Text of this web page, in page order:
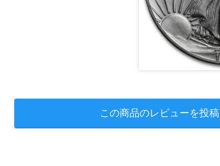
この商品のレビューを投稿